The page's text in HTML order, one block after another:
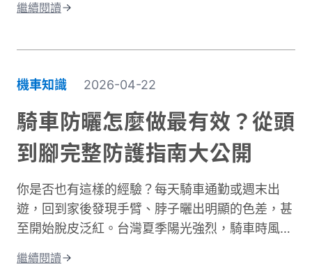
據交通部統計，機車事故傷亡中，頭部仍是最高致
部位。專業的機車防摔褲內建護膝、採用耐磨材
質，能在摔車瞬間提供關鍵保護。這與一般牛仔褲
或休閒褲有著根本性的差異。在台灣這個機車密度
極高的環境中，道路狀況複雜、天氣多變。突然下
雨導致路面濕滑、緊急煞車、車流密集，都讓騎士
型，更是守護生命的投資。本文將深入解析機車防
摔褲的防護原理、材質差異、CE認證標準，以及
如何根據通勤或長途需求進行防摔褲選購。讓你找
到兼顧安全、舒適與預算的理想選擇。
繼續閱讀
機車知識 2026-04-22
騎車防曬怎麼做最有效？從頭
到腳完整防護指南大公開
你是否也有這樣的經驗？每天騎車通勤或週末出
遊，回到家後發現手臂、脖子曬出明顯的色差，甚
至開始脫皮泛紅。台灣夏季陽光強烈，騎車時風吹
少。許多人以為騎車防曬只是愛美的選擇，其實這
繼續閱讀